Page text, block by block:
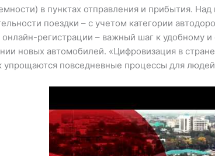
в пунктах отправления и прибытия. Над
поездки – с учетом категории
регистрации – важный шаг к удобному
новых автомобилей. «Цифровизация в
упрощаются повседневные процессы для